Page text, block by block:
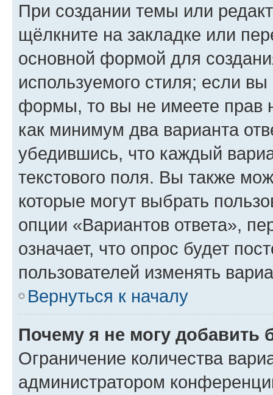
При создании темы или
щёлкните на закладке или
основной формой для
используемого стиля; если
формы, то вы не имеете прав
как минимум два варианта
убедившись, что каждый
текстового поля. Вы также
которые могут выбрать
опции «Вариантов ответа»,
означает, что опрос будет
пользователей изменять
Вернуться к началу
Почему я не могу добавить
Ограничение количества
администратором